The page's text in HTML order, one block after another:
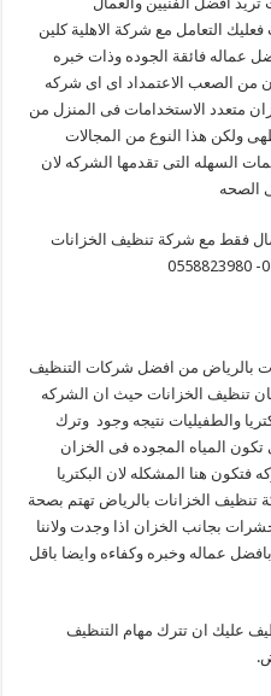
التعامل مع شركة الاهلية كلين
عماله فائقة الجوده وذات خبره
من الصعب الاعتمداد اى اى شركه
متعدد الاستخدامات فى المنزل من
ولكن هذا النوع من المجالات
السهله التى تقدمها الشركه لان
الصحه
فقط مع شركة تنظيف الخزانات
بالرياض من افضل شركات التنظيف
تنظيف الخزانات حيث ان الشركه
والطفيليات نتيجه وجود وترك
تكون المياه المجوده فى الخزان
فتكون هنا المشكله لان البكتريا
تنظيف الخزانات بالرياض تهتم بصحة
بجانب الخزان اذا وجدت ولاننا
عماله وخبره وكفاءه وايضا باقل
عليك ان تترك مهام التنظيف